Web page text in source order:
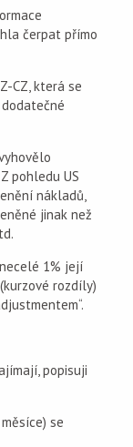
čerpat přímo
CZ, která se
pohledu US
nákladů,
jinak než
1% její
rozdíly)
popisuji
se